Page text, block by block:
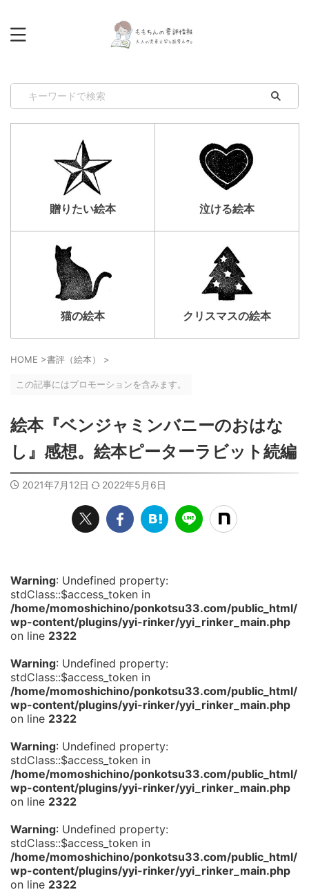
贈りたい絵本 泣ける絵本
猫の絵本 クリスマスの絵本
HOME >書評（絵本） >
この記事にはプロモーションを含みます。
絵本『ベンジャミンバニーのおはな
し』感想。絵本ピーターラビット続編
2021年7月12日 2022年5月6日
Warning: Undefined property:
stdClass::$access_token in
/home/momoshichino/ponkotsu33.com/public_html/
wp-content/plugins/yyi-rinker/yyi_rinker_main.php
on line 2322
Warning: Undefined property:
stdClass::$access_token in
/home/momoshichino/ponkotsu33.com/public_html/
wp-content/plugins/yyi-rinker/yyi_rinker_main.php
on line 2322
Warning: Undefined property:
stdClass::$access_token in
/home/momoshichino/ponkotsu33.com/public_html/
wp-content/plugins/yyi-rinker/yyi_rinker_main.php
on line 2322
Warning: Undefined property:
stdClass::$access_token in
/home/momoshichino/ponkotsu33.com/public_html/
wp-content/plugins/yyi-rinker/yyi_rinker_main.php
on line 2322